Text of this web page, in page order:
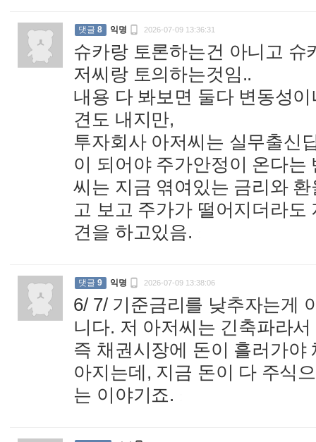
댓글 8 익명  2026-07-09 13:36:31
슈카랑 토론하는건 아니고
저씨랑 토의하는것임..
내용 다 봐보면 둘다 변동성
견도 내지만,
투자회사 아저씨는 실무출신
이 되어야 주가안정이 온다
씨는 지금 엮여있는 금리와
고 보고 주가가 떨어지더라
견을 하고있음.
댓글 9 익명  2026-07-09 13:38:06
6/ 7/ 기준금리를 낮추자는게
니다. 저 아저씨는 긴축파라
즉 채권시장에 돈이 흘러가
아지는데, 지금 돈이 다 주식
는 이야기죠.